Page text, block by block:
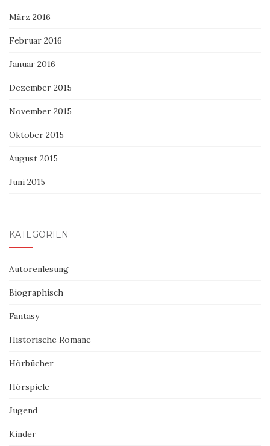
März 2016
Februar 2016
Januar 2016
Dezember 2015
November 2015
Oktober 2015
August 2015
Juni 2015
KATEGORIEN
Autorenlesung
Biographisch
Fantasy
Historische Romane
Hörbücher
Hörspiele
Jugend
Kinder